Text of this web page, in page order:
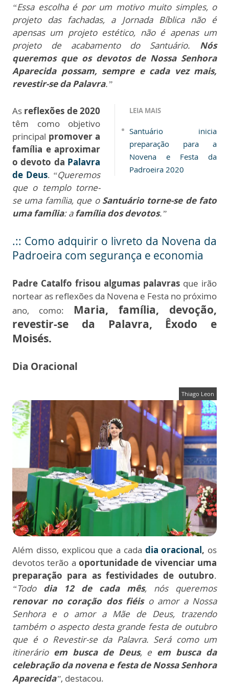
“Essa escolha é por um motivo muito simples, o
projeto das fachadas, a Jornada Bíblica não é
apensas um projeto estético, não é apenas um
projeto de acabamento do Santuário. Nós
queremos que os devotos de Nossa Senhora
Aparecida possam, sempre e cada vez mais,
revestir-se da Palavra.”
LEIA MAIS
Santuário inicia
preparação para a
Novena e Festa da
Padroeira 2020
As reflexões de 2020
têm como objetivo
principal promover a
família e aproximar
o devoto da Palavra
de Deus. “Queremos
que o templo torne-
se uma família, que o Santuário torne-se de fato
uma família: afamília dos devotos.”
.:: Como adquirir o livreto da Novena da
Padroeira com segurança e economia
Padre Catalfo frisou algumas palavras que irão
nortear as reflexões da Novena e Festa no próximo
ano, como: Maria, família, devoção,
revestir-se da Palavra, Êxodo e
Moisés.
Dia Oracional
Thiago Leon
Além disso, explicou que a cada dia oracional, os
devotos terão a oportunidade de vivenciar uma
preparação para as festividades de outubro.
“Todo dia 12 de cada mês, nós queremos
renovar no coração dos fiéiso amor a Nossa
Senhora e o amor a Mãe de Deus, trazendo
também o aspecto desta grande festa de outubro
que é o Revestir-se da Palavra. Será como um
itinerário em busca de Deus, e em busca da
celebração da novena e festa de Nossa Senhora
Aparecida”, destacou.